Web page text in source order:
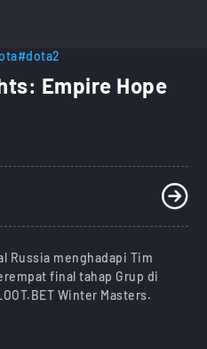
#dota2
Empire Hope
Russia menghadapi Tim
final tahap Grup di
Winter Masters.